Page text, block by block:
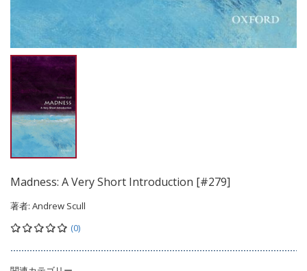
Madness: A Very Short Introduction [#279]
著者: Andrew Scull
(0)